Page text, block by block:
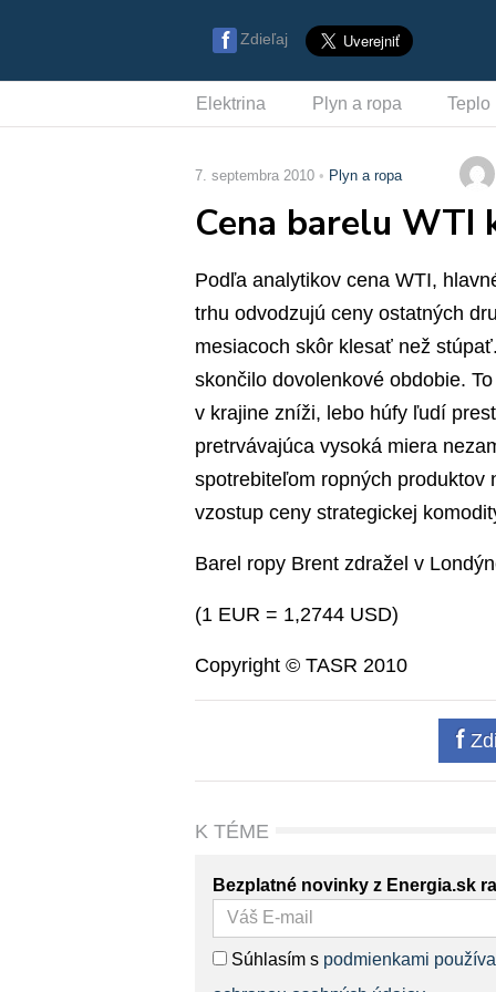
Zdieľaj
Elektrina Plyn a ropa Teplo
7. septembra 2010 Plyn a ropa
Cena barelu WTI
Podľa analytikov cena WTI,
trhu odvodzujú ceny ostatných
mesiacoch skôr klesať než
skončilo dovolenkové obdobie.
v krajine zníži, lebo húfy ľudí
pretrvávajúca vysoká miera
spotrebiteľom ropných produktov
vzostup ceny strategickej
Barel ropy Brent zdražel v
(1 EUR = 1,2744 USD)
Copyright © TASR 2010
K TÉME
Bezplatné novinky z Energia.sk
Súhlasím s podmienkami